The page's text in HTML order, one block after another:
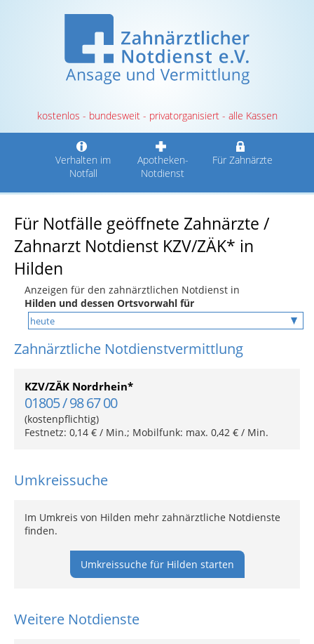
kostenlos - bundesweit - privatorganisiert - alle Kassen
Verhalten im
Notfall
Apotheken-
Notdienst
Für Zahnärzte
Für Notfälle geöffnete Zahnärzte /
Zahnarzt Notdienst KZV/ZÄK* in
Hilden
Anzeigen für den zahnärztlichen Notdienst in
Hilden und dessen Ortsvorwahl für
Zahnärztliche Notdienstvermittlung
KZV/ZÄK Nordrhein*
01805 / 98 67 00
(kostenpflichtig)
Festnetz: 0,14 € / Min.; Mobilfunk: max. 0,42 € / Min.
Umkreissuche
Im Umkreis von Hilden mehr zahnärztliche Notdienste
finden.
Umkreissuche für Hilden starten
Weitere Notdienste